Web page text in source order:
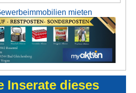
mieten
Inserate dieses